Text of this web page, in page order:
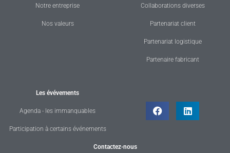
Notre entreprise
Nos valeurs
Collaborations diverses
Partenariat client
Partenariat logistique
Partenaire fabricant
Les évévements
Agenda - les immanquables
Participation à certains événements
Contactez-nous